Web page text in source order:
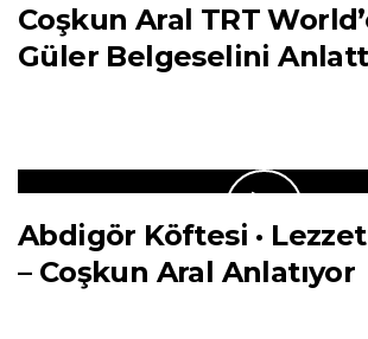
Coşkun Aral TRT
Güler Belgeselini
Abdigör Köftesi · Lezzet
– Coşkun Aral Anlatıyor